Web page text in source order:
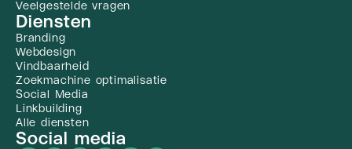
Veelgestelde vragen
Diensten
Branding
Webdesign
Vindbaarheid
Zoekmachine optimalisatie
Social Media
Linkbuilding
Alle diensten
Social media